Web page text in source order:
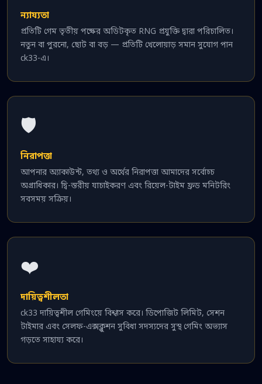
ন্যায্যতা
প্রতিটি গেম তৃতীয় পক্ষের অডিটকৃত RNG প্রযুক্তি দ্বারা পরিচালিত।
নতুন বা পুরনো, ছোট বা বড় — প্রতিটি খেলোয়াড় সমান সুযোগ পান
ck33-এ।
🛡️
নিরাপত্তা
আপনার অ্যাকাউন্ট, তথ্য ও অর্থের নিরাপত্তা আমাদের সর্বোচ্চ
অগ্রাধিকার। দ্বি-স্তরীয় যাচাইকরণ এবং রিয়েল-টাইম ফ্রড মনিটরিং
সবসময় সক্রিয়।
❤️
দায়িত্বশীলতা
ck33 দায়িত্বশীল গেমিংয়ে বিশ্বাস করে। ডিপোজিট লিমিট, সেশন
টাইমার এবং সেলফ-এক্সক্লুশন সুবিধা সদস্যদের সুস্থ গেমিং অভ্যাস
গড়তে সাহায্য করে।